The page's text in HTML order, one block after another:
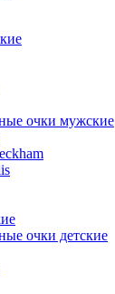
очки мужские
очки детские